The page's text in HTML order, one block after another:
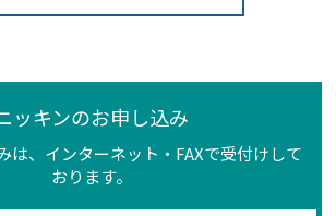
ッキンのお申し込み
は、インターネット・FAXで受付けして
おります。